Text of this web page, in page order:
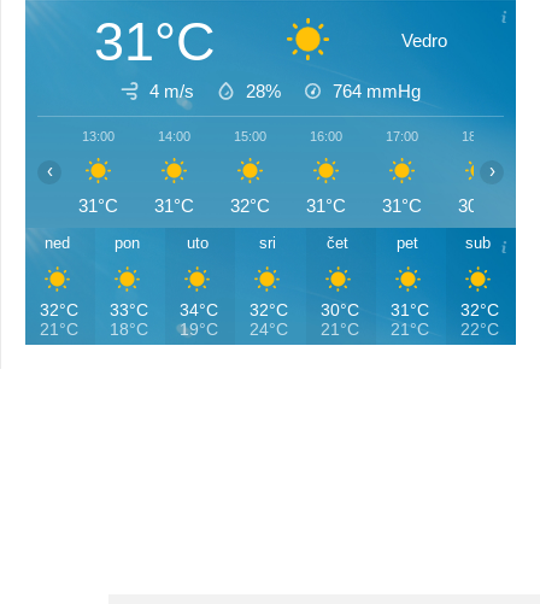
31°C Vedro
4 m/s 28% 764 mmHg
13:00
31°C
14:00
31°C
15:00
32°C
16:00
31°C
17:00
31°C
18:00
30°C
‹ ›
ned
32°C
21°C
pon
33°C
18°C
uto
34°C
19°C
sri
32°C
24°C
čet
30°C
21°C
pet
31°C
21°C
sub
32°C
22°C